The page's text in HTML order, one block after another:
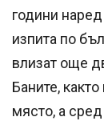
години
изпита по
влизат още
Баните,
място, а